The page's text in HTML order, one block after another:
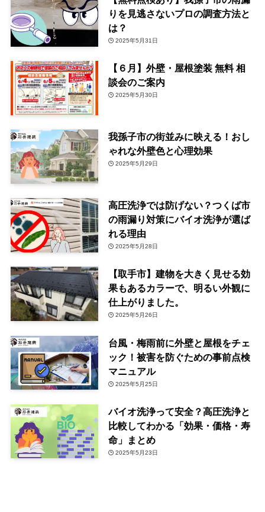
りを見逃さないプロの調査方法と
は？
2025年5月31日
【６月】外壁・屋根塗装 無料 相
談会のご案内
2025年5月30日
我孫子市の街並みに映える！おし
ゃれな外壁色と心理効果
2025年5月29日
高圧洗浄では防げない？つくば市
の雨漏り対策にバイオ洗浄が選ば
れる理由
2025年5月28日
【取手市】建物を大きく見せる効
果もあるカラーで、明るい外観に
仕上がりました。
2025年5月26日
台風・梅雨前に外壁と屋根をチェ
ック！被害を防ぐための事前点検
マニュアル
2025年5月25日
バイオ洗浄って安全？高圧洗浄と
比較してわかる「効果・価格・寿
命」まとめ
2025年5月23日